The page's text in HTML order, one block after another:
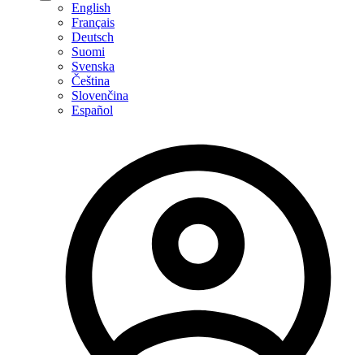
English
Français
Deutsch
Suomi
Svenska
Čeština
Slovenčina
Español